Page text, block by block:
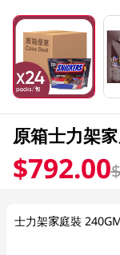
原箱士力架
$792.00
士力架家庭裝